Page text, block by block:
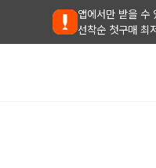
앱에서만 받을 수
선착순 첫구매 최